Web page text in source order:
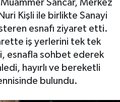
Muammer Sancar, Merkez
Kişli ile birlikte Sanayi
esnafı ziyaret etti.
iş yerlerini tek tek
esnafla sohbet ederek
hayırlı ve bereketli
bulundu.